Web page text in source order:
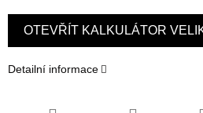
OTEVŘÍT KALKULÁTOR
Detailní informace